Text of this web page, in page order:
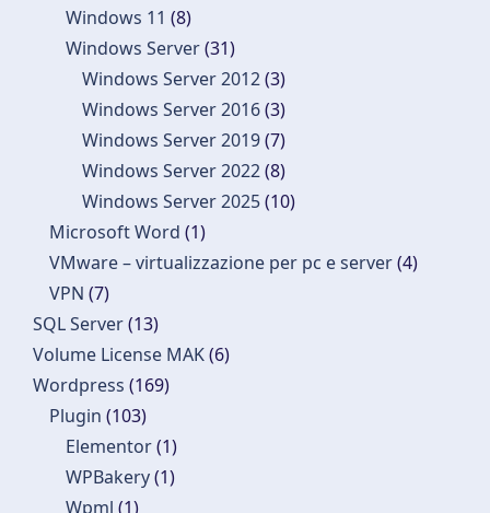
Windows 11 (8)
Windows Server(31)
Windows Server 2012(3)
Windows Server 2016(3)
Windows Server 2019(7)
Windows Server 2022(8)
Windows Server 2025(10)
Microsoft Word (1)
VMware – virtualizzazione per pc e server(4)
VPN (7)
SQL Server(13)
Volume License MAK(6)
Wordpress (169)
Plugin (103)
Elementor(1)
WPBakery(1)
Wpml (1)